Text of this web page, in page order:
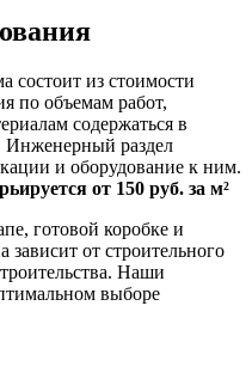
состоит из стоимости
по объемам работ,
содержаться в
Инженерный раздел
и оборудование к ним.
от 150 руб. за м²
готовой коробке и
от строительного
Наши
выборе